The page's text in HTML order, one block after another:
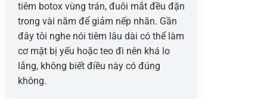
tiêm botox vùng trán, đuôi mắt đều đặn
trong vài năm để giảm nếp nhăn. Gần
đây tôi nghe nói tiêm lâu dài có thể làm
cơ mặt bị yếu hoặc teo đi nên khá lo
lắng, không biết điều này có đúng
không.